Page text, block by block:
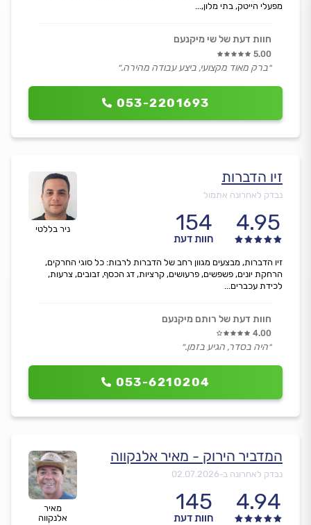
053-2201693
מפעלי הייטק, בתי מלון,...
חוות דעת של שי מיקנעם
5.00
״ברק מאוד מקצועי, ביצע עבודה מהירה.״
ניר בללטי
זיו הדברות
נבדק לאחרונה אתמול
4.95
154
חוות דעת
053-6210204
זיו הדברות, מבצעים מגוון רחב של הדברות לרבות: כל סוגי החרקים,
הרחקת יונים, פשפשים, פרעושים, קרציות, דג הכסף, זבובים, צרעות,
לכידת עכברים...
חוות דעת של רותם מיקנעם
4.00
״היה בסדר, הגיע בזמן.״
מאיר
אלנקווה
המדביר הירוק - מאיר אלנקווה
נבדק לאחרונה ב-02.07.2026
4.94
145
חוות דעת